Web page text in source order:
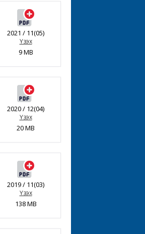
2021 / 11(05)
Үзэх
9 MB
2020 / 12(04)
Үзэх
20 MB
2019 / 11(03)
Үзэх
138 MB